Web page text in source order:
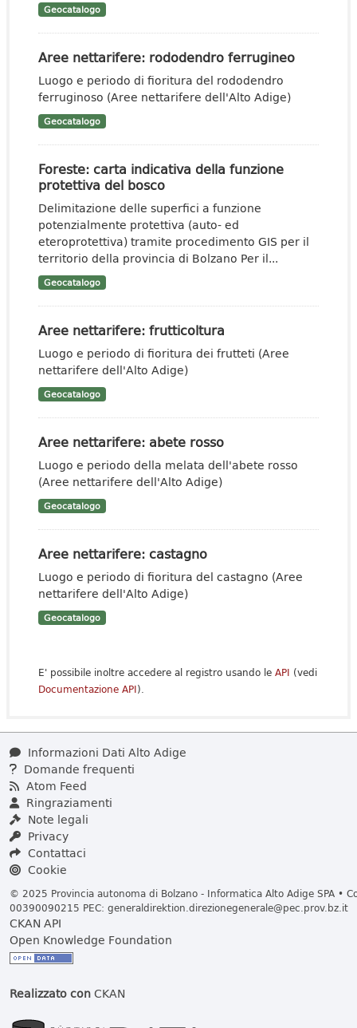
Geocatalogo
Aree nettarifere: rododendro ferrugineo
Luogo e periodo di fioritura del rododendro
ferruginoso (Aree nettarifere dell'Alto Adige)
Geocatalogo
Foreste: carta indicativa della funzione
protettiva del bosco
Delimitazione delle superfici a funzione
potenzialmente protettiva (auto- ed
eteroprotettiva) tramite procedimento GIS per il
territorio della provincia di Bolzano Per il...
Geocatalogo
Aree nettarifere: frutticoltura
Luogo e periodo di fioritura dei frutteti (Aree
nettarifere dell'Alto Adige)
Geocatalogo
Aree nettarifere: abete rosso
Luogo e periodo della melata dell'abete rosso
(Aree nettarifere dell'Alto Adige)
Geocatalogo
Aree nettarifere: castagno
Luogo e periodo di fioritura del castagno (Aree
nettarifere dell'Alto Adige)
Geocatalogo
E' possibile inoltre accedere al registro usando le API (vedi
Documentazione API).
Informazioni Dati Alto Adige
Domande frequenti
Atom Feed
Ringraziamenti
Note legali
Privacy
Contattaci
Cookie
© 2025 Provincia autonoma di Bolzano - Informatica Alto Adige SPA •
00390090215 PEC: generaldirektion.direzionegenerale@pec.prov.bz.it
CKAN API
Open Knowledge Foundation
Realizzato conCKAN